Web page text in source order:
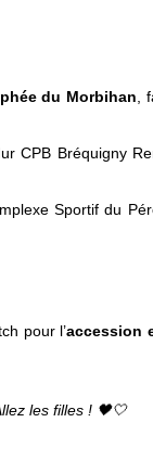
du Morbihan ,
CPB Bréquigny
Sportif du
pour l’accession
les filles ! 🖤🤍